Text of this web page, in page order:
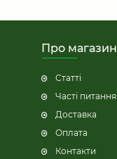
Про магазин
Статті
Часті питання
Доставка
Оплата
Контакти